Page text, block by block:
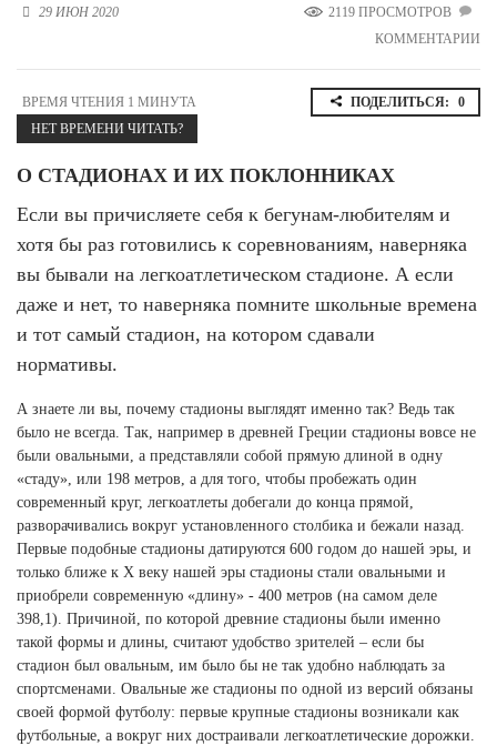
Новосибирская область (3)
Республика Башкортостан (3)
Республика Крым (1)
Республика Татарстан (2)
Ростовская область (2)
Самарская область (1)
Санкт-Петербург и ЛО (3)
Саратовская область (1)
Свердловская область (5)
Северная Осетия (2)
Смоленская область (1)
Тульская область (1)
Тюменская область (3)
Хакасия (1)
Ханты-Мансийский автономный округ (3)
Челябинская область (2)
Ямало-Ненецкий автономный округ (1)
Ярославская область (1)
29 ИЮН 2020
2119 ПРОСМОТРОВ
КОММЕНТАРИИ
ВРЕМЯ ЧТЕНИЯ 1 МИНУТА
НЕТ ВРЕМЕНИ ЧИТАТЬ?
ПОДЕЛИТЬСЯ: 0
О СТАДИОНАХ И ИХ ПОКЛОННИКАХ
Если вы причисляете себя к бегунам-любителям и
хотя бы раз готовились к соревнованиям, наверняка
вы бывали на легкоатлетическом стадионе. А если
даже и нет, то наверняка помните школьные времена
и тот самый стадион, на котором сдавали
нормативы.
А знаете ли вы, почему стадионы выглядят именно так? Ведь так
было не всегда. Так, например в древней Греции стадионы вовсе не
были овальными, а представляли собой прямую длиной в одну
«стаду», или 198 метров, а для того, чтобы пробежать один
современный круг, легкоатлеты добегали до конца прямой,
разворачивались вокруг установленного столбика и бежали назад.
Первые подобные стадионы датируются 600 годом до нашей эры, и
только ближе к Х веку нашей эры стадионы стали овальными и
приобрели современную «длину» - 400 метров (на самом деле
398,1). Причиной, по которой древние стадионы были именно
такой формы и длины, считают удобство зрителей – если бы
стадион был овальным, им было бы не так удобно наблюдать за
спортсменами. Овальные же стадионы по одной из версий обязаны
своей формой футболу: первые крупные стадионы возникали как
футбольные, а вокруг них достраивали легкоатлетические дорожки.